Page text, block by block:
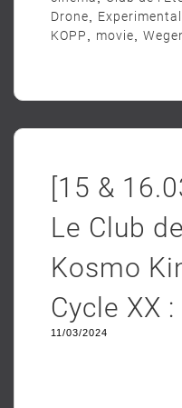
Drone
Experimental
KOPP
movie
[15 &
Le Club
Kosmo
Cycle XX
11/03/2024